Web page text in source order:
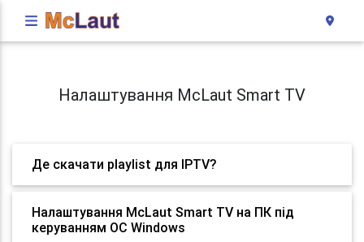
Налаштування McLaut Smart TV
Де скачати playlist для IPTV?
Налаштування McLaut Smart TV на ПК під
керуванням ОС Windows